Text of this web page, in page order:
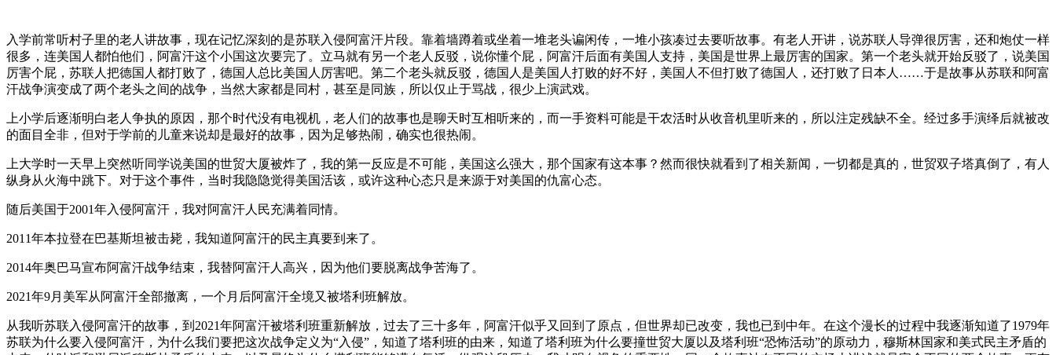
入学前常听村子里的老人讲故事，现在记忆深刻的是苏联入侵阿富汗片段。靠着墙蹲着或坐着一堆老头谝闲传，一堆小孩凑过去要听故事。有老人开讲，说苏联人导弹很厉害，还和炮仗一样
很多，连美国人都怕他们，阿富汗这个小国这次要完了。立马就有另一个老人反驳，说你懂个屁，阿富汗后面有美国人支持，美国是世界上最厉害的国家。第一个老头就开始反驳了，说美国
厉害个屁，苏联人把德国人都打败了，德国人总比美国人厉害吧。第二个老头就反驳，德国人是美国人打败的好不好，美国人不但打败了德国人，还打败了日本人……于是故事从苏联和阿富
汗战争演变成了两个老头之间的战争，当然大家都是同村，甚至是同族，所以仅止于骂战，很少上演武戏。
上小学后逐渐明白老人争执的原因，那个时代没有电视机，老人们的故事也是聊天时互相听来的，而一手资料可能是干农活时从收音机里听来的，所以注定残缺不全。经过多手演绎后就被改
的面目全非，但对于学前的儿童来说却是最好的故事，因为足够热闹，确实也很热闹。
上大学时一天早上突然听同学说美国的世贸大厦被炸了，我的第一反应是不可能，美国这么强大，那个国家有这本事？然而很快就看到了相关新闻，一切都是真的，世贸双子塔真倒了，有人
纵身从火海中跳下。对于这个事件，当时我隐隐觉得美国活该，或许这种心态只是来源于对美国的仇富心态。
随后美国于2001年入侵阿富汗，我对阿富汗人民充满着同情。
2011年本拉登在巴基斯坦被击毙，我知道阿富汗的民主真要到来了。
2014年奥巴马宣布阿富汗战争结束，我替阿富汗人高兴，因为他们要脱离战争苦海了。
2021年9月美军从阿富汗全部撤离，一个月后阿富汗全境又被塔利班解放。
从我听苏联入侵阿富汗的故事，到2021年阿富汗被塔利班重新解放，过去了三十多年，阿富汗似乎又回到了原点，但世界却已改变，我也已到中年。在这个漫长的过程中我逐渐知道了1979年
苏联为什么要入侵阿富汗，为什么我们要把这次战争定义为“入侵”，知道了塔利班的由来，知道了塔利班为什么要撞世贸大厦以及塔利班“恐怖活动”的原动力，穆斯林国家和美式民主矛盾的